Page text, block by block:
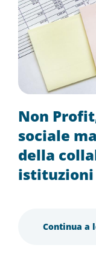
Non
sociale
della
istituzioni
Continua a